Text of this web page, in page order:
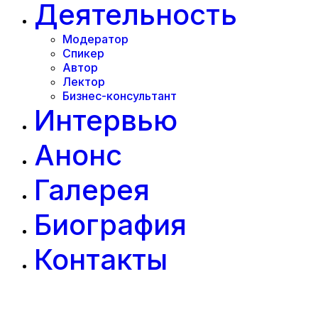
Деятельность
Модератор
Спикер
Автор
Лектор
Бизнес-консультант
Интервью
Анонс
Галерея
Биография
Контакты